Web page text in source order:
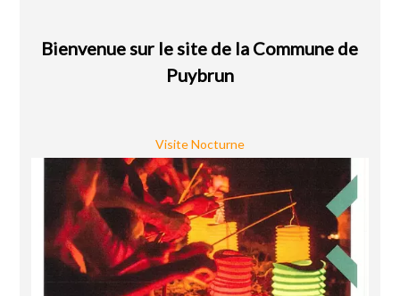
Bienvenue sur le site de la Commune de
Puybrun
Visite Nocturne